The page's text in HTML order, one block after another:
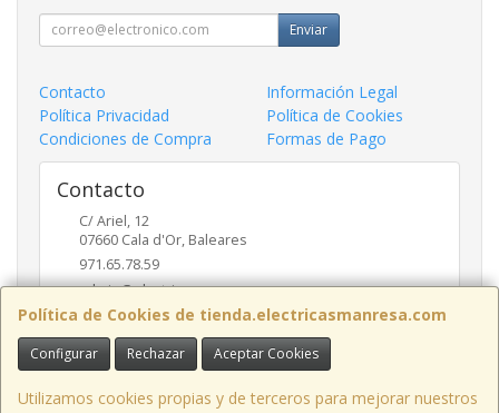
Política de Cookies de tienda.electricasmanresa.com
Configurar Rechazar Aceptar Cookies
Utilizamos cookies propias y de terceros para mejorar nuestros
Enviar
Contacto
Información Legal
Política Privacidad
Política de Cookies
Condiciones de Compra
Formas de Pago
Contacto
C/ Ariel, 12
07660 Cala d'Or, Baleares
971.65.78.59
admin@electricasmanresa.com
Horario
9:00 - 13:30 / 15:30 - 19:00